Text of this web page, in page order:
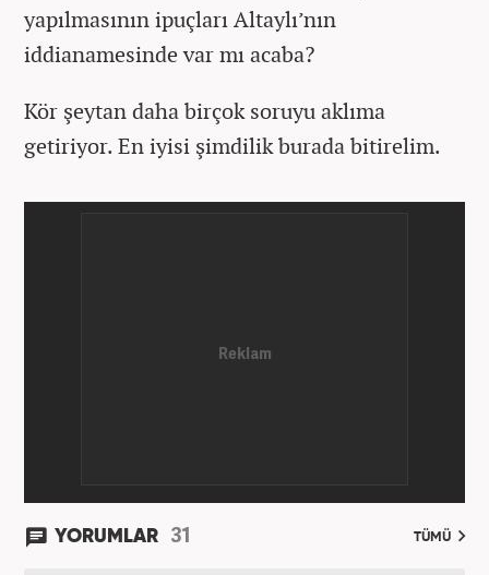
yapılmasının ipuçları Altaylı’nın
iddianamesinde var mı acaba?
Kör şeytan daha birçok soruyu aklıma
getiriyor. En iyisi şimdilik burada bitirelim.
YORUMLAR 31 TÜMÜ